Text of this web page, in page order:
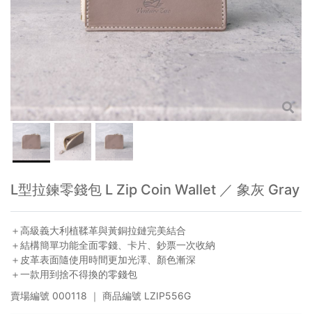
L型拉鍊零錢包 L Zip Coin Wallet ／ 象灰 Gray
＋高級義大利植鞣革與黃銅拉鏈完美結合
＋結構簡單功能全面零錢、卡片、鈔票一次收納
＋皮革表面隨使用時間更加光澤、顏色漸深
＋一款用到捨不得換的零錢包
賣場編號 000118 ｜ 商品編號 LZIP556G